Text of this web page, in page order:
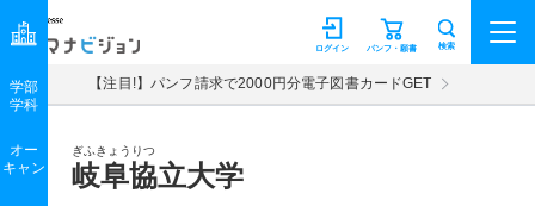
マナビジョン パンフ・願書
ログイン 検索
【注目!】パンフ請求で2000円分電子図書カードGET
ぎふきょうりつ
岐阜協立大学
学部
学科
オー
キャン